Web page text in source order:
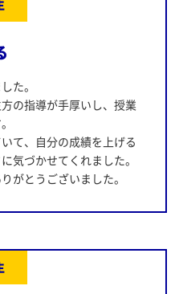
た。
の指導が手厚いし、授業
て、自分の成績を上げる
気づかせてくれました。
がとうございました。